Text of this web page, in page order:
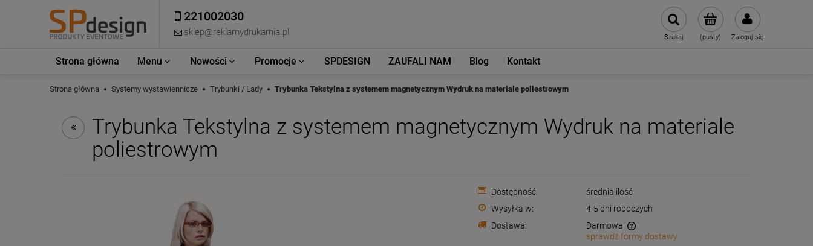
221002030
sklep@reklamydrukarnia.pl (pusty) Zaloguj się
Szukaj
Strona główna Menu Nowości Promocje SPDESIGN ZAUFALI NAM Blog Kontakt
Strona główna Systemy wystawiennicze Trybunki / Lady Trybunka Tekstylna z systemem magnetycznym Wydruk na materiale poliestrowym
Trybunka Tekstylna z systemem magnetycznym Wydruk na materiale
poliestrowym
Dostępność:
średnia ilość
Wysyłka w:
4-5 dni roboczych
Dostawa:
Darmowa
sprawdź formy dostawy